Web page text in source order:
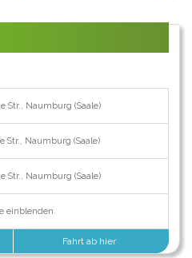
Str., Naumburg (Saale)
Str., Naumburg (Saale)
Str., Naumburg (Saale)
einblenden
Fahrt ab hier